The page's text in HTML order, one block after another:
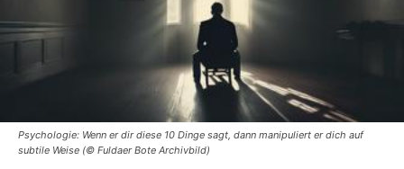
Psychologie: Wenn er dir diese 10 Dinge sagt, dann manipuliert er dich auf
subtile Weise (© Fuldaer Bote Archivbild)